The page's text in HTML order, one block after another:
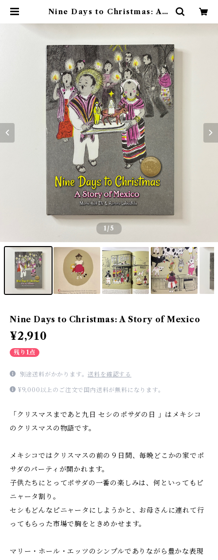
Nine Days to Christmas: A S
1/5
Nine Days to Christmas: A Story of Mexico
¥2,910
残り1点
別途送料がかかります。送料を確認する
¥9,000以上のご注文で国内送料が無料になります。
「クリスマスまであと九日 セシのポサダの日 」はメキシコ
のクリスマスの物語です。
メキシコではクリスマスの前の９日間、毎晩どこかの家でポ
サダのパーティが開かれます。
子供たちにとってポサダの一番の楽しみは、何といってもピ
ニャータ割り。
セシもどんなピニャータにしようかと、お母さんに連れて行
ってもらった市場で胸をときめかせます。
マリー・ホール・エッツのシンプルでありながら豊かな表現